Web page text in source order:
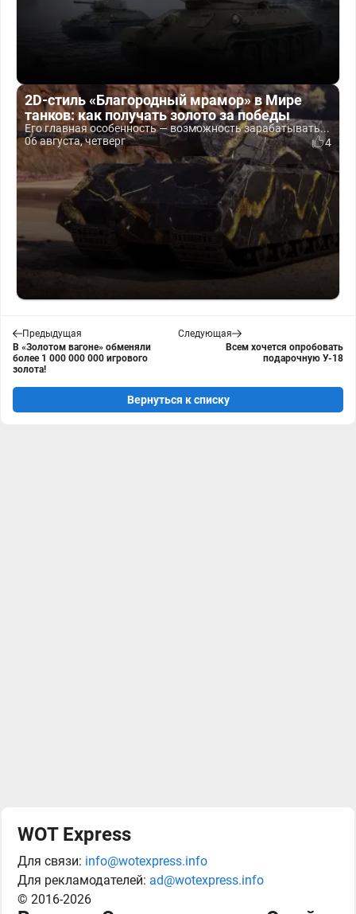
2D-стиль «Благородный мрамор» в Мире
танков: как получать золото за победы
Его главная особенность — возможность зарабатывать...
06 августа, четверг
4
Предыдущая
В «Золотом вагоне» обменяли
более 1 000 000 000 игрового
золота!
Следующая
Всем хочется опробовать
подарочную У-18
Вернуться к списку
WOT Express
Для связи: info@wotexpress.info
Для рекламодателей: ad@wotexpress.info
© 2016-2026